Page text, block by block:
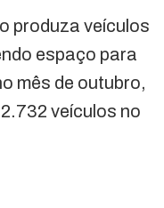
produza veículos
espaço para
mês de outubro,
veículos no